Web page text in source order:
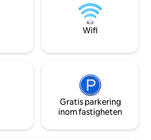
av lite ”pura vida”
kust – här på Villa
spektakulär
Playas del Coco. Nära naturen, men inte
långt borta från
Wifi
Gratis parkering
inom fastigheten